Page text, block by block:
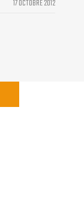
17 OCTOBRE 2012